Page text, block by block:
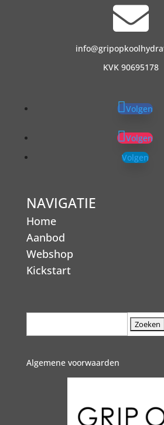

KVK 90695178
Volgen
Volgen
Volgen
NAVIGATIE
Home
Aanbod
Webshop
Kickstart
Algemene voorwaarden